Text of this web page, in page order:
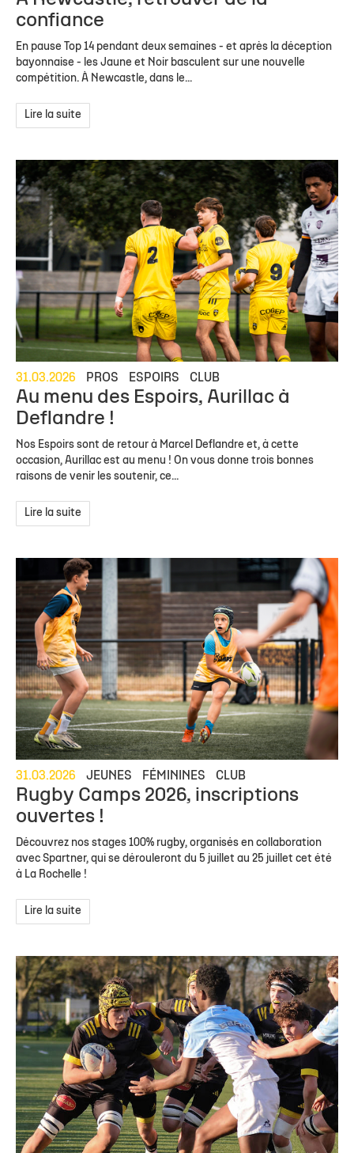
confiance
En pause Top 14 pendant deux semaines - et après la déception
bayonnaise - les Jaune et Noir basculent sur une nouvelle
compétition. À Newcastle, dans le...
Lire la suite
31.03.2026 PROS ESPOIRS CLUB
Au menu des Espoirs, Aurillac à
Deflandre !
Nos Espoirs sont de retour à Marcel Deflandre et, à cette
occasion, Aurillac est au menu ! On vous donne trois bonnes
raisons de venir les soutenir, ce...
Lire la suite
31.03.2026 JEUNES FÉMININES CLUB
Rugby Camps 2026, inscriptions
ouvertes !
Découvrez nos stages 100% rugby, organisés en collaboration
avec Spartner, qui se dérouleront du 5 juillet au 25 juillet cet été
à La Rochelle !
Lire la suite